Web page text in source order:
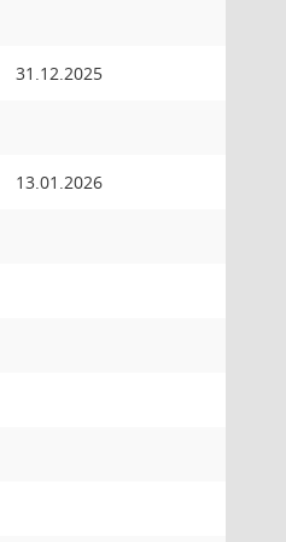
31.12.2025
13.01.2026